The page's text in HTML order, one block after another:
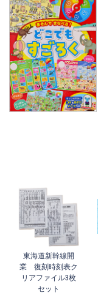
東海道新幹線開
業 復刻時刻表ク
リアファイル3枚
セット